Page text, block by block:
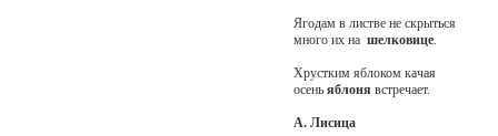
Ягодам в листве не скрыться
много их на шелковице.
Хрустким яблоком качая
осень яблоня встречает.
А. Лисица